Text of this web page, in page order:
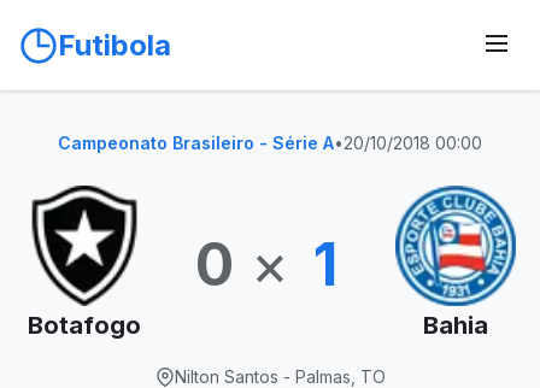
Futibola
Campeonato Brasileiro - Série A•20/10/2018 00:00
Botafogo
0 × 1
Bahia
Nilton Santos - Palmas, TO